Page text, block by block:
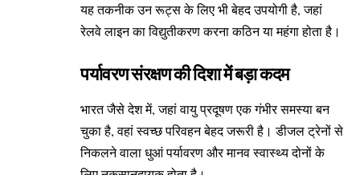
यह तकनीक उन रूट्स के लिए भी बेहद उपयोगी है, जहां
रेलवे लाइन का विद्युतीकरण करना कठिन या महंगा होता है।
पर्यावरण संरक्षण की दिशा में बड़ा कदम
भारत जैसे देश में, जहां वायु प्रदूषण एक गंभीर समस्या बन
चुका है, वहां स्वच्छ परिवहन बेहद जरूरी है। डीजल ट्रेनों से
निकलने वाला धुआं पर्यावरण और मानव स्वास्थ्य दोनों के